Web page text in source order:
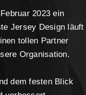
2023 ein
Jersey Design läuft
tollen Partner
Organisation.
dem festen Blick